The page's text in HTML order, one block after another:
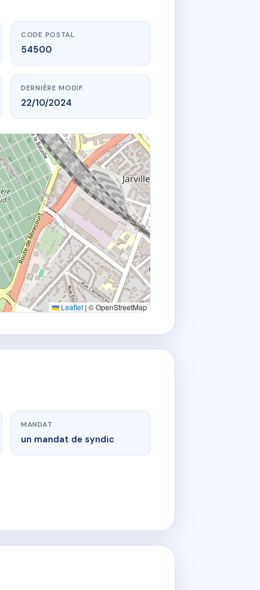
CODE POSTAL
54500
DERNIÈRE MODIF.
22/10/2024
Leaflet | © OpenStreetMap
MANDAT
un mandat de syndic